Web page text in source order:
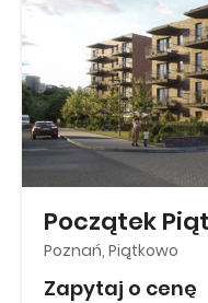
Początek
Poznań, Piątkowo
Zapytaj o cenę